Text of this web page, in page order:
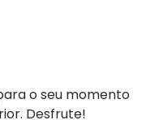
o seu momento
Desfrute!